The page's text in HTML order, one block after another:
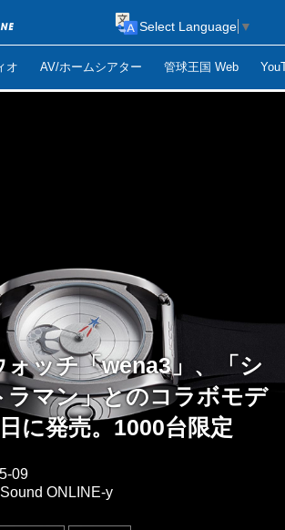
オ AV/ホームシアター 管球王国 Web
Select Language ▼
ォッチ「wena3」、「シ
ラマン」とのコラボモデ
に発売。1000台限定
09
ONLINE-y